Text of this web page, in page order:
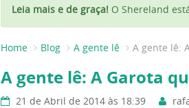
Leia mais e de graça! O Shereland
Home Blog A gente lê A gente lê:
A gente lê: A Garota
21 de Abril de 2014 às 18:39